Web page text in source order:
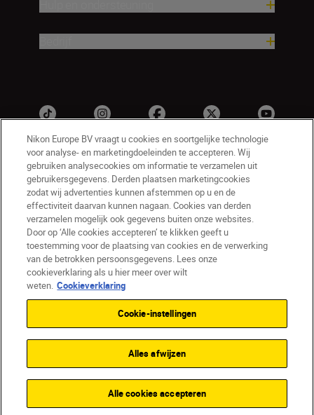
NL Nikon Sites
Contact opnemen
Privacyverklaring
Gebruiksvoorwaarden
Nikon Store - Algemene voorwaarden
Cookieverklaring
Toegankelijkheid
Cookie-instellingen
Nikon Europe BV vraagt u cookies en soortgelijke technologie
voor analyse- en marketingdoeleinden te accepteren. Wij
gebruiken analysecookies om informatie te verzamelen uit
gebruikersgegevens. Derden plaatsen marketingcookies
zodat wij advertenties kunnen afstemmen op u en de
effectiviteit daarvan kunnen nagaan. Cookies van derden
verzamelen mogelijk ook gegevens buiten onze websites.
Door op ‘Alle cookies accepteren’ te klikken geeft u
toestemming voor de plaatsing van cookies en de verwerking
van de betrokken persoonsgegevens. Lees onze
cookieverklaring als u hier meer over wilt
weten. Cookieverklaring
Cookie-instellingen
Alles afwijzen
Alle cookies accepteren